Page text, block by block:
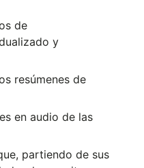
de
y
resúmenes de
en audio de las
partiendo de sus